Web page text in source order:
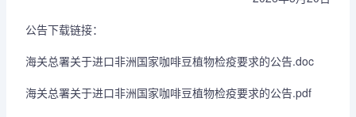
公告下载链接：
海关总署关于进口非洲国家咖啡豆植物检疫要求的公告.doc
海关总署关于进口非洲国家咖啡豆植物检疫要求的公告.pdf